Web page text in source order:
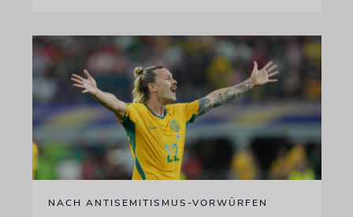
NACH ANTISEMITISMUS-VORWÜRFEN